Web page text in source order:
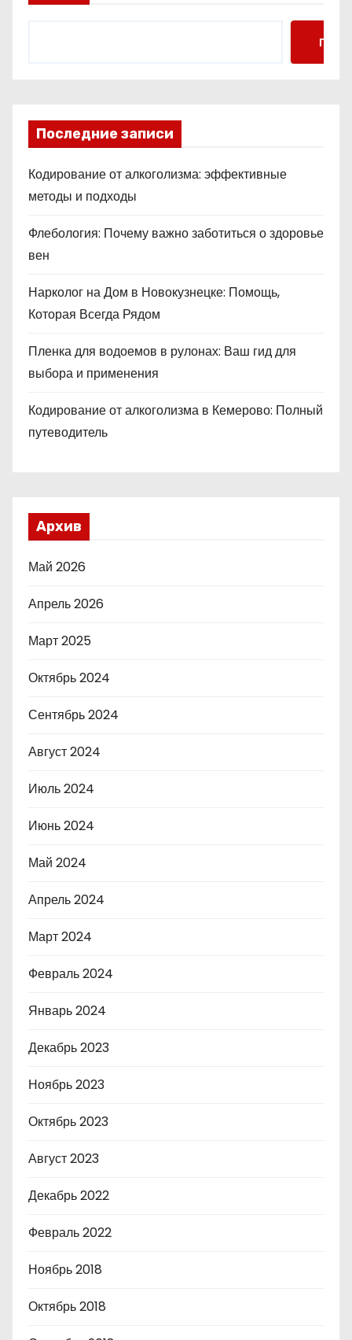
Поиск
Последние записи
Кодирование от алкоголизма: эффективные
методы и подходы
Флебология: Почему важно заботиться о здоровье
вен
Нарколог на Дом в Новокузнецке: Помощь,
Которая Всегда Рядом
Пленка для водоемов в рулонах: Ваш гид для
выбора и применения
Кодирование от алкоголизма в Кемерово: Полный
путеводитель
Архив
Май 2026
Апрель 2026
Март 2025
Октябрь 2024
Сентябрь 2024
Август 2024
Июль 2024
Июнь 2024
Май 2024
Апрель 2024
Март 2024
Февраль 2024
Январь 2024
Декабрь 2023
Ноябрь 2023
Октябрь 2023
Август 2023
Декабрь 2022
Февраль 2022
Ноябрь 2018
Октябрь 2018